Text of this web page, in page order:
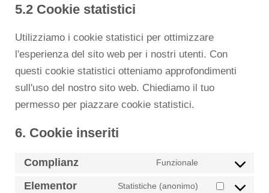
5.2 Cookie statistici
Utilizziamo i cookie statistici per ottimizzare
l'esperienza del sito web per i nostri utenti. Con
questi cookie statistici otteniamo approfondimenti
sull'uso del nostro sito web. Chiediamo il tuo
permesso per piazzare cookie statistici.
6. Cookie inseriti
Complianz Funzionale
Elementor Statistiche (anonimo)